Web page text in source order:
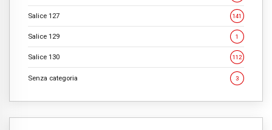
Salice 127 141
Salice 129 1
Salice 130 112
Senza categoria 3